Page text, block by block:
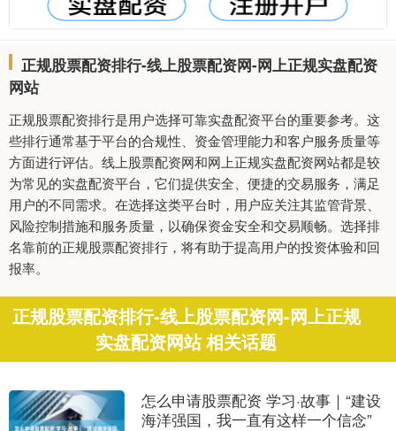
正规股票配资排行-线上股票配资网-网上正规实盘配资
网站
正规股票配资排行是用户选择可靠实盘配资平台的重要参考。这
些排行通常基于平台的合规性、资金管理能力和客户服务质量等
方面进行评估。线上股票配资网和网上正规实盘配资网站都是较
为常见的实盘配资平台，它们提供安全、便捷的交易服务，满足
用户的不同需求。在选择这类平台时，用户应关注其监管背景、
风险控制措施和服务质量，以确保资金安全和交易顺畅。选择排
名靠前的正规股票配资排行，将有助于提高用户的投资体验和回
报率。
正规股票配资排行-线上股票配资网-网上正规
实盘配资网站 相关话题
怎么申请股票配资 学习·故事｜“建设
海洋强国，我一直有这样一个信念”